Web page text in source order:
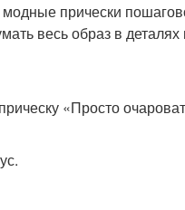
прически
весь образ в деталях
«Просто